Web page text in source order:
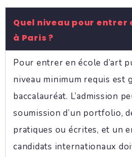
Quel niveau pour entrer
à Paris ?
Pour entrer en école d’art
niveau minimum requis est
baccalauréat. L’admission
soumission d’un portfolio,
pratiques ou écrites, et un
candidats internationaux